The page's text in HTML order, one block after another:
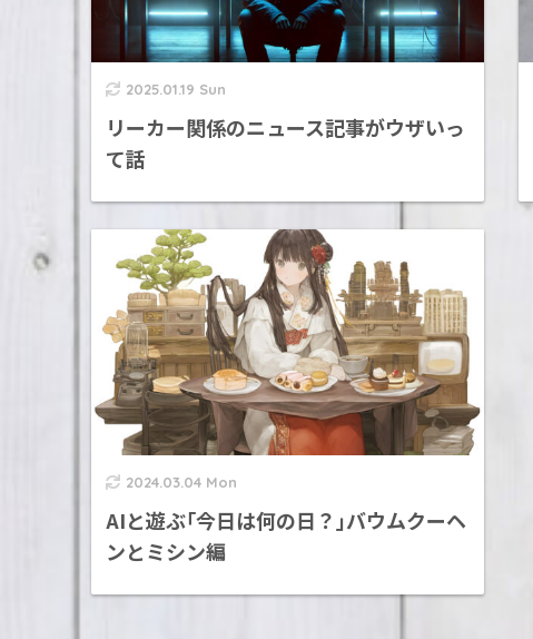
2025.01.19 Sun
リーカー関係のニュース記事がウザいっ
て話
2024.03.04 Mon
AIと遊ぶ｢今日は何の日？｣バウムクーヘ
ンとミシン編